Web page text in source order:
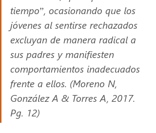
tiempo”, ocasionando que los
jóvenes al sentirse rechazados
excluyan de manera radical a
sus padres y manifiesten
comportamientos inadecuados
frente a ellos. (Moreno N,
González A & Torres A, 2017.
Pg. 12)